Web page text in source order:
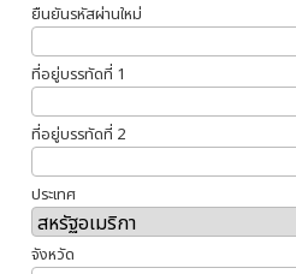
ยืนยันรหัสผ่านใหม่
ที่อยู่บรรทัดที่ 1
ที่อยู่บรรทัดที่ 2
ประเทศ
จังหวัด